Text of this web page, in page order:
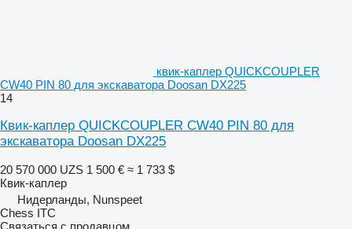
квик-каплер QUICKCOUPLER
CW40 PIN 80 для экскаватора Doosan DX225
14
Квик-каплер QUICKCOUPLER CW40 PIN 80 для
экскаватора Doosan DX225
20 570 000 UZS 1 500 € ≈ 1 733 $
Квик-каплер
Нидерланды, Nunspeet
Chess ITC
Связаться с продавцом